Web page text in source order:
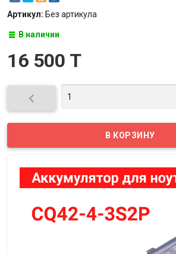
Артикул: Без артикула
В наличии
16 500 T
